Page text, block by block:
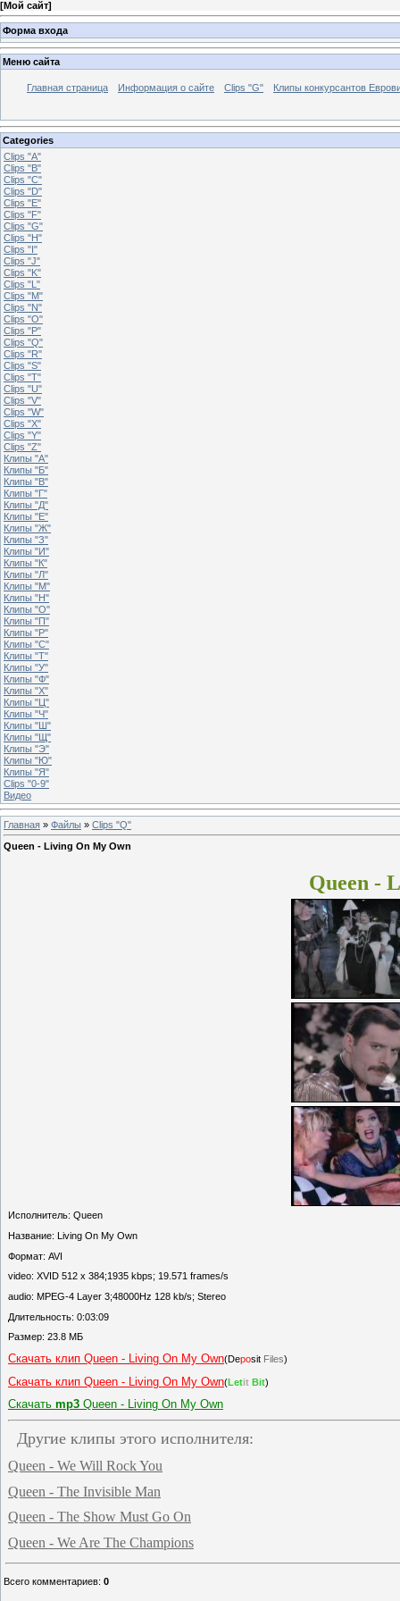
[Мой сайт]
Форма входа
Меню сайта
Главная страница Информация о сайте Clips "G" Клипы конкурсантов
Categories
Clips "A"
Clips "B"
Clips "C"
Clips "D"
Clips "E"
Clips "F"
Clips "G"
Clips "H"
Clips "I"
Clips "J"
Clips "K"
Clips "L"
Clips "M"
Clips "N"
Clips "O"
Clips "P"
Clips "Q"
Clips "R"
Clips "S"
Clips "T"
Clips "U"
Clips "V"
Clips "W"
Clips "X"
Clips "Y"
Clips "Z"
Клипы "А"
Клипы "Б"
Клипы "В"
Клипы "Г"
Клипы "Д"
Клипы "Е"
Клипы "Ж"
Клипы "З"
Клипы "И"
Клипы "К"
Клипы "Л"
Клипы "М"
Клипы "Н"
Клипы "О"
Клипы "П"
Клипы "Р"
Клипы "С"
Клипы "Т"
Клипы "У"
Клипы "Ф"
Клипы "Х"
Клипы "Ц"
Клипы "Ч"
Клипы "Ш"
Клипы "Щ"
Клипы "Э"
Клипы "Ю"
Клипы "Я"
Clips "0-9"
Видео
Главная » Файлы » Clips "Q"
Queen - Living On My Own
Queen -
Исполнитель: Queen
Название: Living On My Own
Формат: AVI
video: XVID 512 x 384;1935 kbps; 19.571 frames/s
audio: MPEG-4 Layer 3;48000Hz 128 kb/s; Stereo
Длительность: 0:03:09
Размер: 23.8 МБ
Скачать клип Queen - Living On My Own(Deposit Files)
Скачать клип Queen - Living On My Own(Letit Bit)
Скачать mp3 Queen - Living On My Own
Другие клипы этого исполнителя:
Queen - We Will Rock You
Queen - The Invisible Man
Queen - The Show Must Go On
Queen - We Are The Champions
Всего комментариев: 0